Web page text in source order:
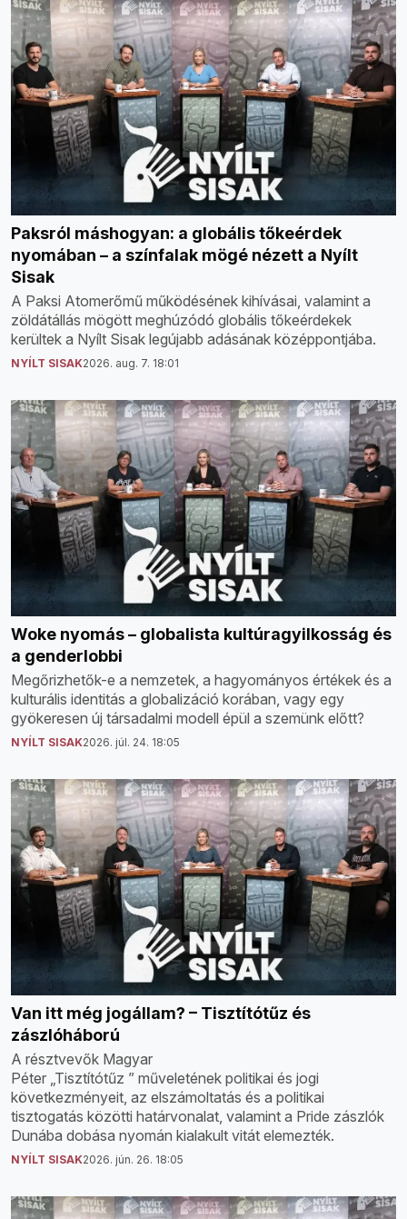
Paksról máshogyan: a globális tőkeérdek
nyomában – a színfalak mögé nézett a Nyílt
Sisak
A Paksi Atomerőmű működésének kihívásai, valamint a
zöldátállás mögött meghúzódó globális tőkeérdekek
kerültek a Nyílt Sisak legújabb adásának középpontjába.
NYÍLT SISAK2026. aug. 7. 18:01
Woke nyomás – globalista kultúragyilkosság és
a genderlobbi
Megőrizhetők-e a nemzetek, a hagyományos értékek és a
kulturális identitás a globalizáció korában, vagy egy
gyökeresen új társadalmi modell épül a szemünk előtt?
NYÍLT SISAK2026. júl. 24. 18:05
Van itt még jogállam? – Tisztítótűz és
zászlóháború
A résztvevők Magyar
Péter „Tisztítótűz ” műveletének politikai és jogi
következményeit, az elszámoltatás és a politikai
tisztogatás közötti határvonalat, valamint a Pride zászlók
Dunába dobása nyomán kialakult vitát elemezték.
NYÍLT SISAK2026. jún. 26. 18:05